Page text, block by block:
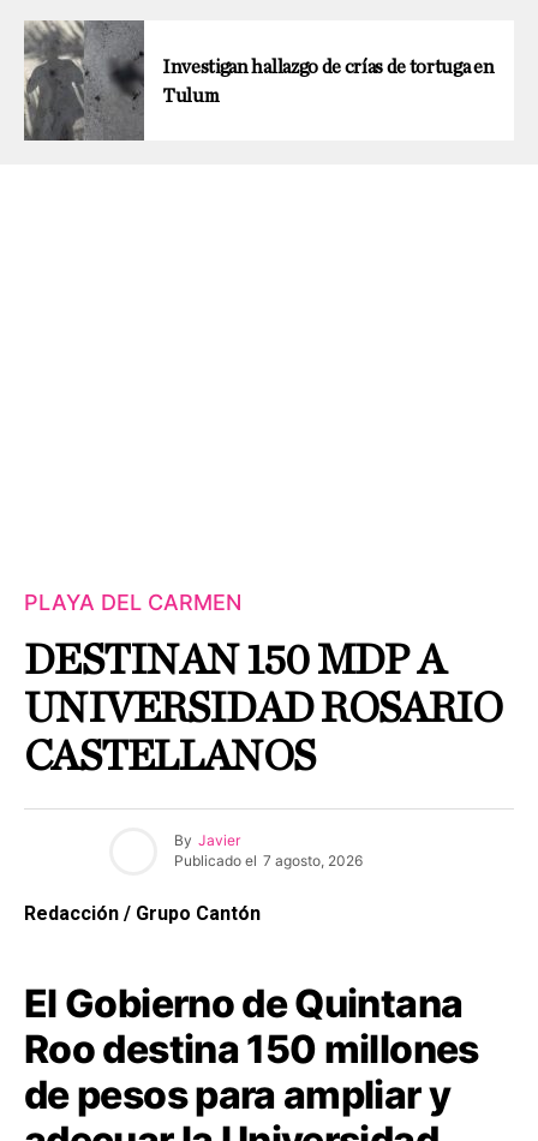
Investigan hallazgo de crías de tortuga en
Tulum
PLAYA DEL CARMEN
DESTINAN 150 MDP A
UNIVERSIDAD ROSARIO
CASTELLANOS
By Javier
Publicado el 7 agosto, 2026
Redacción / Grupo Cantón
El Gobierno de Quintana
Roo destina 150 millones
de pesos para ampliar y